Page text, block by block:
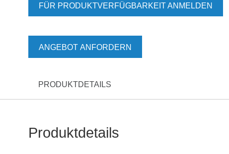
FÜR PRODUKTVERFÜGBARKEIT ANMELDEN
ANGEBOT ANFORDERN
PRODUKTDETAILS
Produktdetails